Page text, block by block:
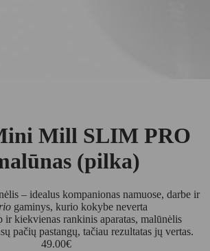
Mill SLIM PRO
(pilka)
– idealus kompanionas namuose, darbe ir
gaminys, kurio kokybe neverta
kiekvienas rankinis aparatas, malūnėlis
pačių pastangų, tačiau rezultatas jų vertas.
49.00€